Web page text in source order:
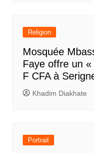
Religion
Mosquée
Faye offre un «
F CFA à
Khadim Diakhate
Portrait